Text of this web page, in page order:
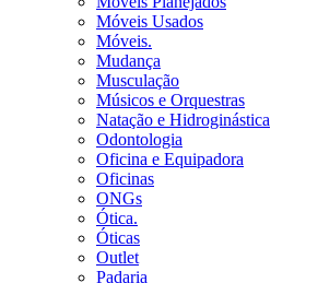
Móveis Usados
Móveis.
Mudança
Musculação
Músicos e Orquestras
Natação e Hidroginástica
Odontologia
Oficina e Equipadora
Oficinas
ONGs
Ótica.
Óticas
Outlet
Padaria